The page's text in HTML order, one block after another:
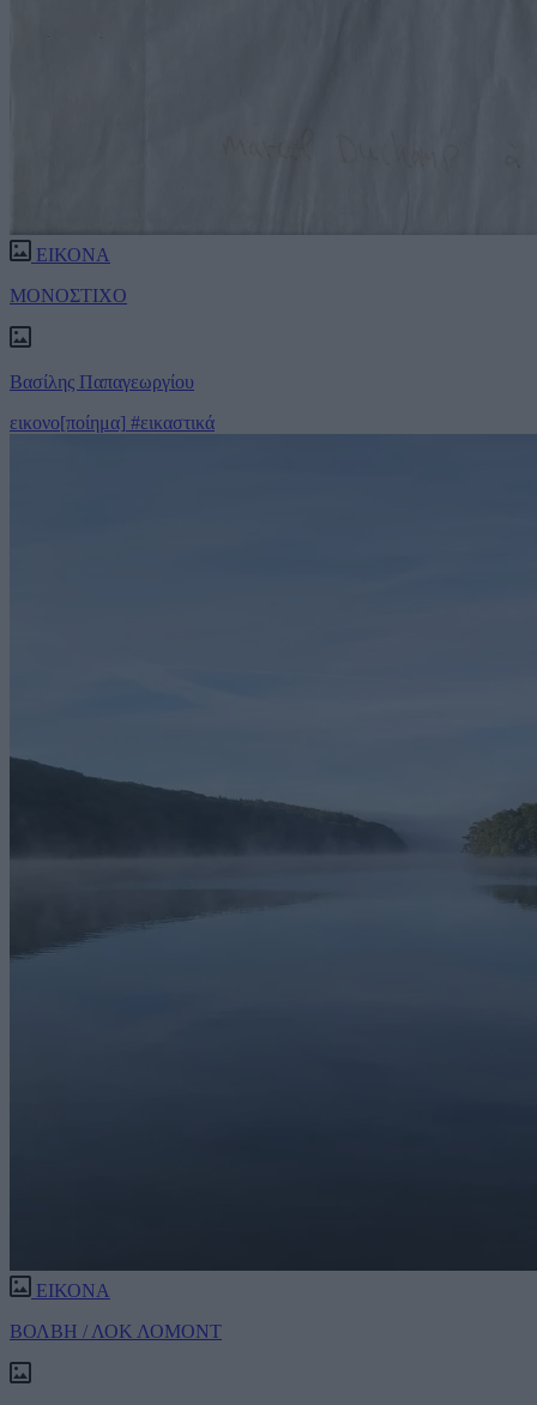
ΕΙΚΟΝΑ
ΜΟΝΟΣΤΙΧΟ
Βασίλης Παπαγεωργίου
εικονο[ποίημα] #εικαστικά
ΕΙΚΟΝΑ
ΒΟΛΒΗ / ΛΟΚ ΛΟΜΟΝΤ